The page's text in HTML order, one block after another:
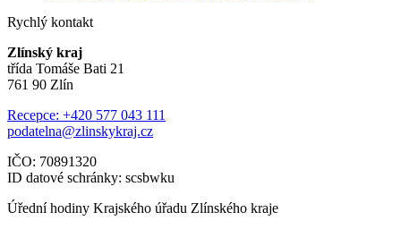
Rychlý kontakt
Zlínský kraj
třída Tomáše Bati 21
761 90 Zlín
Recepce: +420 577 043 111
podatelna@zlinskykraj.cz
IČO: 70891320
ID datové schránky: scsbwku
Úřední hodiny Krajského úřadu Zlínského kraje